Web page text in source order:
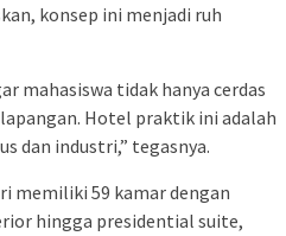
konsep ini menjadi ruh
mahasiswa tidak hanya cerdas
Hotel praktik ini adalah
dan industri,” tegasnya.
memiliki 59 kamar dengan
hingga presidential suite,